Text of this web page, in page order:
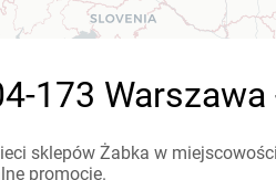
173
sklepów Żabka w
promocje.